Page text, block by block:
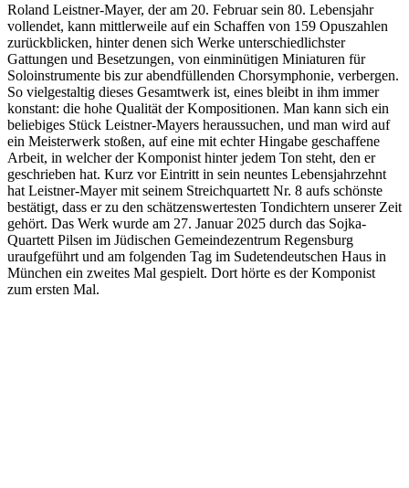
Roland Leistner-Mayer, der am 20. Februar sein 80. Lebensjahr
vollendet, kann mittlerweile auf ein Schaffen von 159 Opuszahlen
zurückblicken, hinter denen sich Werke unterschiedlichster
Gattungen und Besetzungen, von einminütigen Miniaturen für
Soloinstrumente bis zur abendfüllenden Chorsymphonie, verbergen.
So vielgestaltig dieses Gesamtwerk ist, eines bleibt in ihm immer
konstant: die hohe Qualität der Kompositionen. Man kann sich ein
beliebiges Stück Leistner-Mayers heraussuchen, und man wird auf
ein Meisterwerk stoßen, auf eine mit echter Hingabe geschaffene
Arbeit, in welcher der Komponist hinter jedem Ton steht, den er
geschrieben hat. Kurz vor Eintritt in sein neuntes Lebensjahrzehnt
hat Leistner-Mayer mit seinem Streichquartett Nr. 8 aufs schönste
bestätigt, dass er zu den schätzenswertesten Tondichtern unserer Zeit
gehört. Das Werk wurde am 27. Januar 2025 durch das Sojka-
Quartett Pilsen im Jüdischen Gemeindezentrum Regensburg
uraufgeführt und am folgenden Tag im Sudetendeutschen Haus in
München ein zweites Mal gespielt. Dort hörte es der Komponist
zum ersten Mal.